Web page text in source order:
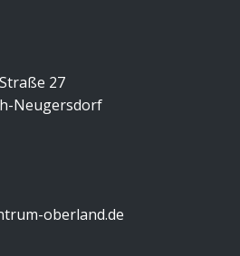
27
Neugersdorf
oberland.de